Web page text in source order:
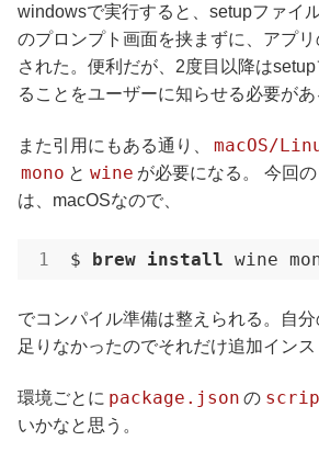
windowsで実行すると、setupファイ
のプロンプト画面を挟まずに、アプ
された。便利だが、2度目以降は
ることをユーザーに知らせる必要があ
また引用にもある通り、 macOS/
mono と wine が必要になる。 今回
は、macOSなので、
$ brew install wine
でコンパイル準備は整えられる。自分
足りなかったのでそれだけ追加インス
環境ごとに package.json の
いかなと思う。